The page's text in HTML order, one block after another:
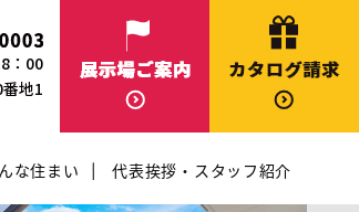
：00
地1
な住まい 代表挨拶・スタッフ紹介